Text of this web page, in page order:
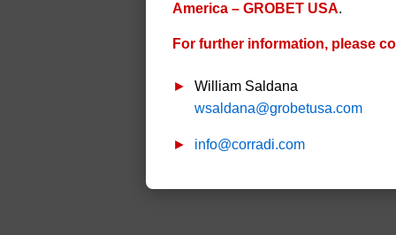
America – GROBET USA.
For further information, please
William Saldana
wsaldana@grobetusa.com
info@corradi.com